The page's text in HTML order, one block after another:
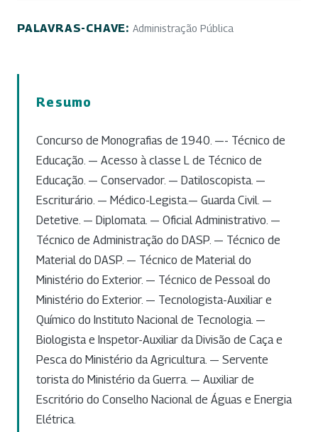
PALAVRAS-CHAVE: Administração Pública
Resumo
Concurso de Monografias de 1940. —- Técnico de
Educação. — Acesso à classe L de Técnico de
Educação. — Conservador. — Datiloscopista. —
Escriturário. — Médico-Legista.— Guarda Civil. —
Detetive. — Diplomata. — Oficial Administrativo. —
Técnico de Administração do DASP. — Técnico de
Material do DASP. — Técnico de Material do
Ministério do Exterior. — Técnico de Pessoal do
Ministério do Exterior. — Tecnologista-Auxiliar e
Químico do Instituto Nacional de Tecnologia. —
Biologista e Inspetor-Auxiliar da Divisão de Caça e
Pesca do Ministério da Agricultura. — Servente
torista do Ministério da Guerra. — Auxiliar de
Escritório do Conselho Nacional de Águas e Energia
Elétrica.